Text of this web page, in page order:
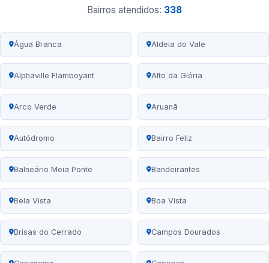
Bairros atendidos: 338
Água Branca Aldeia do Vale
Alphaville Flamboyant Alto da Glória
Arco Verde Aruanã
Autódromo Bairro Feliz
Balneário Meia Ponte Bandeirantes
Bela Vista Boa Vista
Brisas do Cerrado Campos Dourados